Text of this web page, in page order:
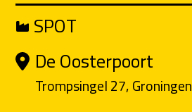
SPOT
De Oosterpoort
Trompsingel 27, Groningen